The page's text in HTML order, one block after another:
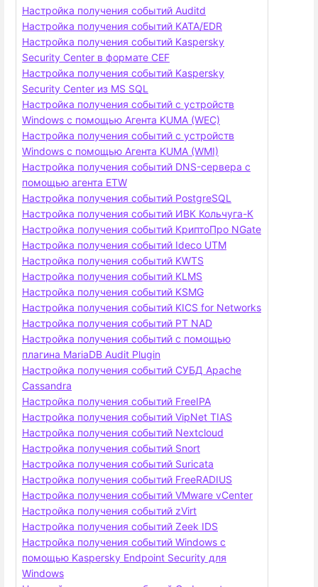
Настройка получения событий Auditd
Настройка получения событий KATA/EDR
Настройка получения событий Kaspersky
Security Center в формате CEF
Настройка получения событий Kaspersky
Security Center из MS SQL
Настройка получения событий с устройств
Windows с помощью Агента KUMA (WEC)
Настройка получения событий с устройств
Windows с помощью Агента KUMA (WMI)
Настройка получения событий DNS-сервера с
помощью агента ETW
Настройка получения событий PostgreSQL
Настройка получения событий ИВК Кольчуга-К
Настройка получения событий КриптоПро NGate
Настройка получения событий Ideco UTM
Настройка получения событий KWTS
Настройка получения событий KLMS
Настройка получения событий KSMG
Настройка получения событий KICS for Networks
Настройка получения событий PT NAD
Настройка получения событий c помощью
плагина MariaDB Audit Plugin
Настройка получения событий СУБД Apache
Cassandra
Настройка получения событий FreeIPA
Настройка получения событий VipNet TIAS
Настройка получения событий Nextcloud
Настройка получения событий Snort
Настройка получения событий Suricata
Настройка получения событий FreeRADIUS
Настройка получения событий VMware vCenter
Настройка получения событий zVirt
Настройка получения событий Zeek IDS
Настройка получения событий Windows с
помощью Kaspersky Endpoint Security для
Windows